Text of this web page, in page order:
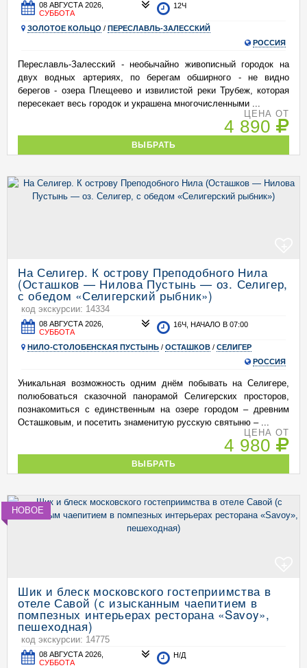
08 АВГУСТА 2026,
СУББОТА
12Ч
ЗОЛОТОЕ КОЛЬЦО / ПЕРЕСЛАВЛЬ-ЗАЛЕССКИЙ
РОССИЯ
Переславль-Залесский - необычайно живописный городок на
двух водных артериях, по берегам обширного - не видно
берегов - озера Плещеево и извилистой реки Трубеж, которая
пересекает весь городок и украшена многочисленными ...
ЦЕНА ОТ
4 890
ВЫБРАТЬ
На Селигер. К острову Преподобного Нила
(Осташков — Нилова Пустынь — оз. Селигер,
с обедом «Селигерский рыбник»)
код экскурсии: 14334
08 АВГУСТА 2026,
СУББОТА
16Ч, НАЧАЛО В 07:00
НИЛО-СТОЛОБЕНСКАЯ ПУСТЫНЬ / ОСТАШКОВ / СЕЛИГЕР
РОССИЯ
Уникальная возможность одним днём побывать на Селигере,
полюбоваться сказочной панорамой Селигерских просторов,
познакомиться с единственным на озере городом – древним
Осташковым, и посетить знаменитую русскую святыню – ...
ЦЕНА ОТ
4 980
ВЫБРАТЬ
НОВОЕ
Шик и блеск московского гостеприимства в
отеле Савой (с изысканным чаепитием в
помпезных интерьерах ресторана «Savoy»,
пешеходная)
код экскурсии: 14775
08 АВГУСТА 2026,
СУББОТА
Н/Д